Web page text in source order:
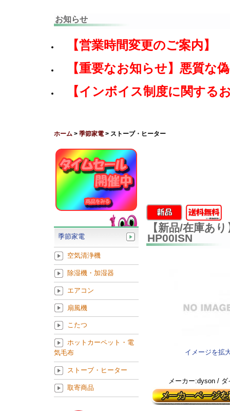
お知らせ
【営業時間変更のご案内】
【重要なお知らせ】悪質な
【インボイス制度に関する
ホーム > 季節家電 > ストーブ・ヒーター
【新品/在庫あ
HP00ISN
イメージを拡
メーカー:dyson / ダ
季節家電
空気清浄機
除湿機・加湿器
エアコン
扇風機
こたつ
ホットカーペット・電
気毛布
ストーブ・ヒーター
取寄商品